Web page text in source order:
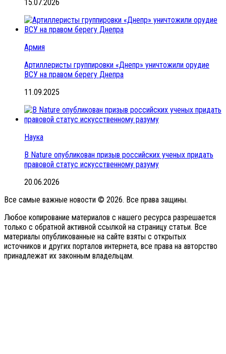
15.07.2026
Армия
Артиллеристы группировки «Днепр» уничтожили орудие
ВСУ на правом берегу Днепра
11.09.2025
Наука
В Nature опубликован призыв российских ученых придать
правовой статус искусственному разуму
20.06.2026
Все самые важные новости © 2026. Все права защины.
Любое копирование материалов с нашего ресурса разрешается
только с обратной активной ссылкой на страницу статьи. Все
материалы опубликованные на сайте взяты с открытых
источников и других порталов интернета, все права на авторство
принадлежат их законным владельцам.